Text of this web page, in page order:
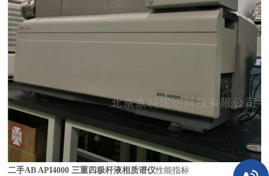
二手AB API4000 三重四极杆液相质谱仪性能指标